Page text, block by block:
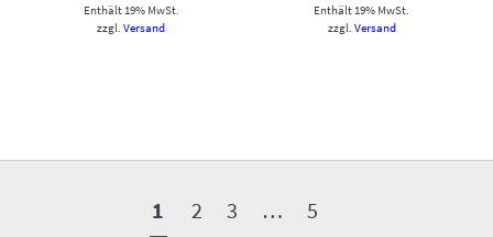
Enthält 19% MwSt.
zzgl.Versand
Enthält 19% MwSt.
zzgl. Versand
1 2 3 … 5